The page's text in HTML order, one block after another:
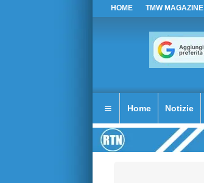
HOME TMW MAGAZINE
Home Notizie